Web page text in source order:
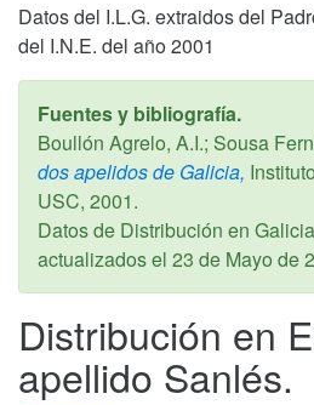
Datos del I.L.G. extraidos del
del I.N.E. del año 2001
Fuentes y bibliografía.
Boullón Agrelo, A.I.; Sousa
dos apelidos de Galicia,
USC, 2001.
Datos de Distribución en
actualizados el 23 de Mayo de
Distribución en
apellido Sanlés.